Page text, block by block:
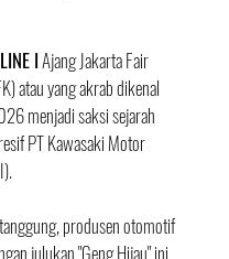
I Ajang Jakarta Fair
atau yang akrab dikenal
menjadi saksi sejarah
PT Kawasaki Motor
produsen otomotif
julukan "Geng Hijau" ini